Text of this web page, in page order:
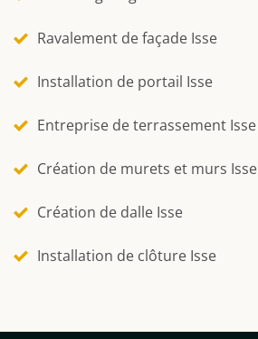
Ravalement de façade Isse
Installation de portail Isse
Entreprise de terrassement Isse
Création de murets et murs Isse
Création de dalle Isse
Installation de clôture Isse